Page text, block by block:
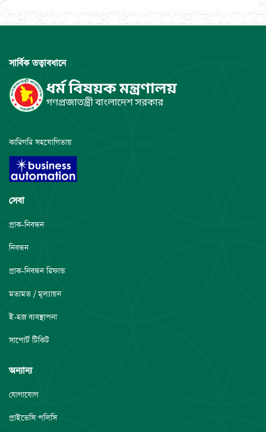
সার্বিক তত্বাবধানে
কারিগরি সহযোগিতায়
সেবা
প্রাক-নিবন্ধন
নিবন্ধন
প্রাক-নিবন্ধন রিফান্ড
মতামত / মূল্যায়ন
ই-হজ ব্যবস্থাপনা
সাপোর্ট টিকিট
অন্যান্য
যোগাযোগ
প্রাইভেসি পলিসি